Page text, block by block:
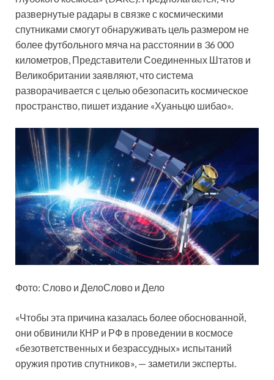
развернутые радары в связке с космическими
спутниками смогут обнаруживать цель размером не
более футбольного мяча на расстоянии в 36 000
километров, Представители Соединенных Штатов и
Великобритании заявляют, что система
разворачивается с целью обезопасить космическое
пространство, пишет издание «Хуаньцю шибао».
Фото: Слово и ДелоСлово и Дело
«Чтобы эта причина казалась более обоснованной,
они обвинили КНР и РФ в проведении в космосе
«безответственных и безрассудных» испытаний
оружия против спутников», — заметили эксперты.